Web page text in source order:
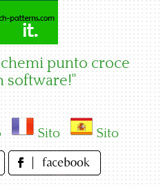
punto croce
software!"
Sito Sito